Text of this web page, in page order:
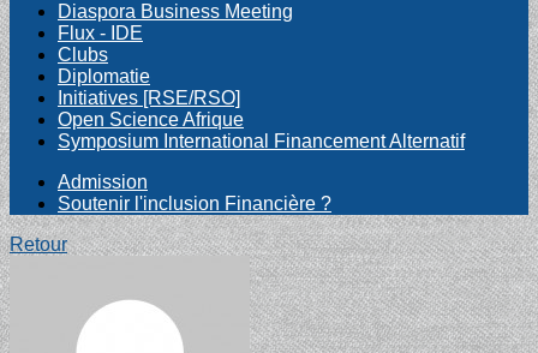
Diaspora Business Meeting
Flux - IDE
Clubs
Diplomatie
Initiatives [RSE/RSO]
Open Science Afrique
Symposium International Financement Alternatif
Admission
Soutenir l'inclusion Financière ?
Retour